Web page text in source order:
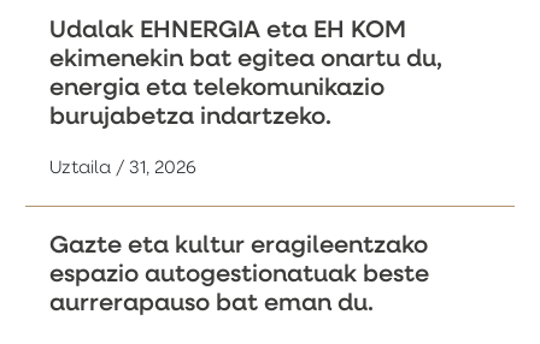
Udalak EHNERGIA eta EH KOM
ekimenekin bat egitea onartu du,
energia eta telekomunikazio
burujabetza indartzeko.
Uztaila / 31, 2026
Gazte eta kultur eragileentzako
espazio autogestionatuak beste
aurrerapauso bat eman du.